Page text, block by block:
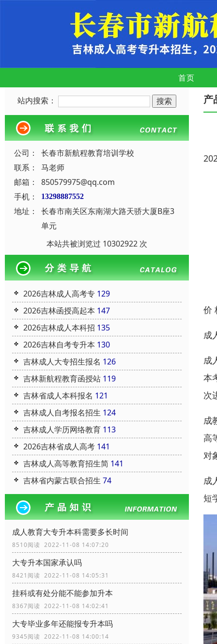
首页
站内搜索：
公司：
长春市新航程教育培训学校
联系：
马老师
邮箱：
850579975@qq.com
手机：
13298887552
地址：
长春市南关区东南湖大路天骄大厦B座3
单元
本站共被浏览过 10302922 次
2026吉林成人高考专 129
2026吉林函授高起本 147
2026吉林成人本科招 135
2026吉林自考专升本 130
吉林成人大专招生报名 126
吉林新航程教育函授站 119
吉林省成人本科报名 121
吉林成人自考报名招生 124
吉林成人学历网络教育 113
2026吉林省成人高考 141
吉林成人高等教育招生简 141
吉林省内蒙古联合招生 74
成人教育大专升本科需要多长时间
8510阅读 2022-11-08 14:07:20
大专升本国家承认吗
8421阅读 2022-11-08 14:05:31
挂科或有处分能不能参加升本
8367阅读 2022-11-08 14:02:41
大专毕业多年还能报专升本吗
9345阅读 2022-11-08 14:00:14
产
价
成
成
本
次
成
高
对
成
短